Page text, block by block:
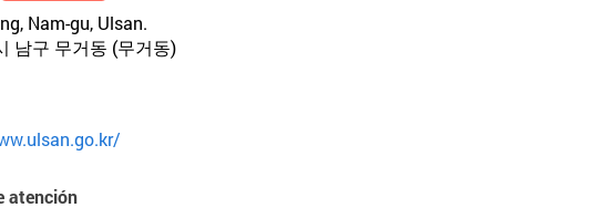
Nam-gu, Ulsan.
남구 무거동 (무거동)
atención